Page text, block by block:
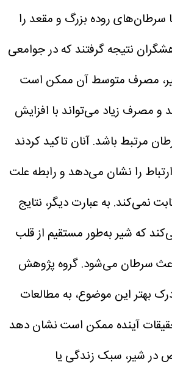
سرطان‌های روده بزرگ و مقعد را
نتیجه گرفتند که در جوامعی
مصرف متوسط آن ممکن است
و مصرف زیاد می‌تواند با افزایش
مرتبط باشد.آنان تاکید کردند
را نشان می‌دهد و رابطه علت
نمی‌کند. به عبارت دیگر، نتایج
که شیر به‌طور مستقیم از قلب
سرطان می‌شود.گروه پژوهش
بهتر این موضوع، به مطالعات
آینده ممکن است نشان دهد
در شیر، سبک زندگی یا